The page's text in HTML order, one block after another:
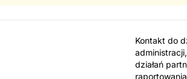
Kontakt do
działań